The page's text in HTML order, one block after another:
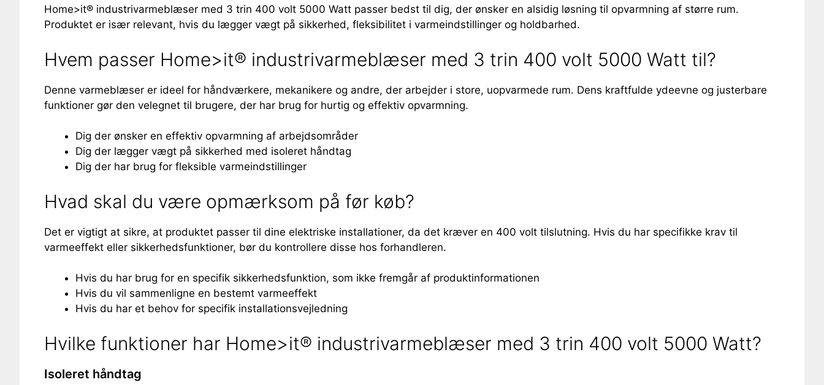
Home>it® industrivarmeblæser med 3 trin 400 volt 5000 Watt passer bedst til dig, der ønsker en alsidig løsning til opvarmning af større rum.
Produktet er især relevant, hvis du lægger vægt på sikkerhed, fleksibilitet i varmeindstillinger og holdbarhed.
Hvem passer Home>it® industrivarmeblæser med 3 trin 400 volt 5000 Watt til?
Denne varmeblæser er ideel for håndværkere, mekanikere og andre, der arbejder i store, uopvarmede rum. Dens kraftfulde ydeevne og justerbare
funktioner gør den velegnet til brugere, der har brug for hurtig og effektiv opvarmning.
Dig der ønsker en effektiv opvarmning af arbejdsområder
Dig der lægger vægt på sikkerhed med isoleret håndtag
Dig der har brug for fleksible varmeindstillinger
Hvad skal du være opmærksom på før køb?
Det er vigtigt at sikre, at produktet passer til dine elektriske installationer, da det kræver en 400 volt tilslutning. Hvis du har specifikke krav til
varmeeffekt eller sikkerhedsfunktioner, bør du kontrollere disse hos forhandleren.
Hvis du har brug for en specifik sikkerhedsfunktion, som ikke fremgår af produktinformationen
Hvis du vil sammenligne en bestemt varmeeffekt
Hvis du har et behov for specifik installationsvejledning
Hvilke funktioner har Home>it® industrivarmeblæser med 3 trin 400 volt 5000 Watt?
Isoleret håndtag